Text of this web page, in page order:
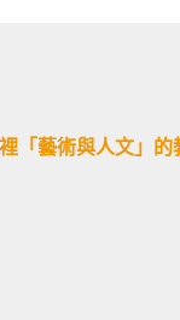
「藝術與人文」的